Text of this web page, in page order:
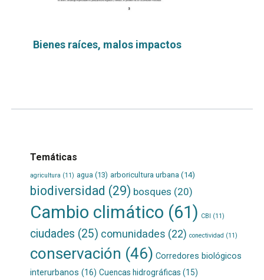
Bienes raíces, malos impactos
Temáticas
agricultura (11) agua (13) arboricultura urbana (14)
biodiversidad (29) bosques (20)
Cambio climático (61) CBI (11)
ciudades (25) comunidades (22) conectividad (11)
conservación (46) Corredores biológicos
interurbanos (16) Cuencas hidrográficas (15)